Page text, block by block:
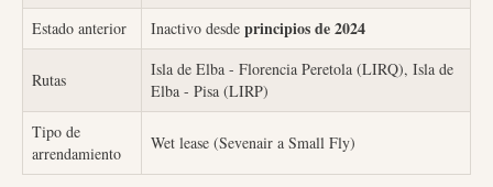
Estado anterior Inactivo desde principios de 2024
Rutas
Isla de Elba - Florencia Peretola (LIRQ), Isla de
Elba - Pisa (LIRP)
Tipo de
arrendamiento
Wet lease (Sevenair a Small Fly)